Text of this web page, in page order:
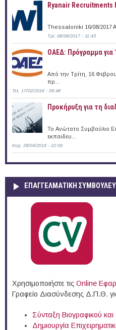
Ryanair Recruitments
Thessaloniki 16/08/2017
Τρί, 08/08/2017 - 11:43
ΟΑΕΔ: Πρόγραμμα για
Από την Τρίτη, 16
πρ...
Τετ, 17/02/2016 - 09:48
Προκήρυξη για τη
Το Ανώτατο Συμβούλιο
εκπαιδευ...
Κυρ, 28/04/2019 - 22:09
ΕΠΑΓΓΕΛΜΑΤΙΚΉ
Χρησιμοποιήστε τις Online
Γραφείο Διασύνδεσης Δ.Π.Θ.
Σύνταξη Βιογραφικού
Δημιουργία